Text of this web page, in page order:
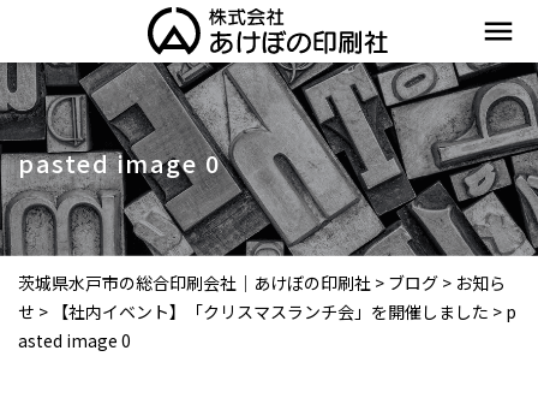
menu
pasted image 0
茨城県水戸市の総合印刷会社｜あけぼの印刷社 > ブログ > お知ら
せ > 【社内イベント】「クリスマスランチ会」を開催しました > p
asted image 0